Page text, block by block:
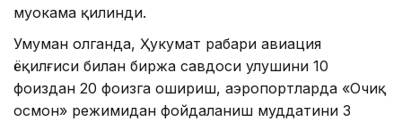
муҳокама қилинди.
Умуман олганда, Ҳукумат раҳбари авиация
ёқилғиси билан биржа савдоси улушини 10
фоиздан 20 фоизга ошириш, аэропортларда «Очиқ
осмон» режимидан фойдаланиш муддатини 3